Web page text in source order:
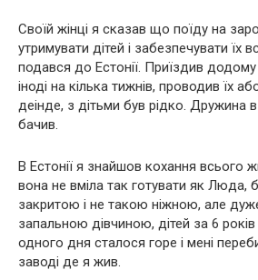
Своїй жінці я сказав що поїду на
утримувати дітей і забезпечувати їх
подався до Естонії. Приїздив
іноді на кілька тижнів, проводив їх
деінде, з дітьми був рідко. Дружина
бачив.
В Естонії я знайшов кохання всього
вона не вміла так готувати як Люда,
закритою і не такою ніжною, але
запальною дівчиною, дітей за 6
одного дня сталося горе і мені
заводі де я жив.